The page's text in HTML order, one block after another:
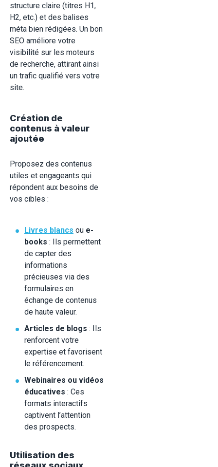
structure claire (titres H1,
H2, etc.) et des balises
méta bien rédigées. Un bon
SEO améliore votre
visibilité sur les moteurs
de recherche, attirant ainsi
un trafic qualifié vers votre
site.
Création de
contenus à valeur
ajoutée
Proposez des contenus
utiles et engageants qui
répondent aux besoins de
vos cibles :
Livres blancs ou e-
books : Ils permettent
de capter des
informations
précieuses via des
formulaires en
échange de contenus
de haute valeur.
Articles de blogs : Ils
renforcent votre
expertise et favorisent
le référencement.
Webinaires ou vidéos
éducatives : Ces
formats interactifs
captivent l’attention
des prospects.
Utilisation des